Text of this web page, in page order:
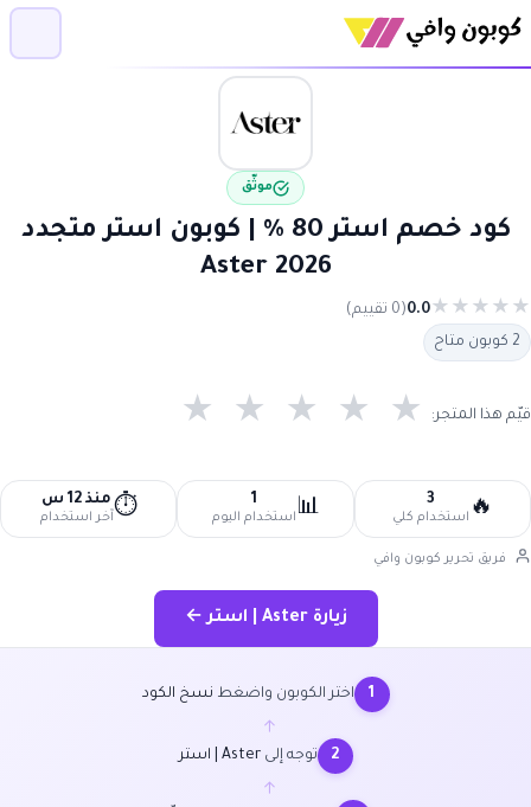
موثّق
كود خصم استر 80 % | كوبون استر متجدد
2026 Aster
★
★
★
★
★
0.0(0 تقييم)
2 كوبون متاح
قيّم هذا المتجر: ★ ★ ★ ★ ★
🔥
3
استخدام كلي 📊
1
استخدام اليوم ⏱️منذ 12 س
آخر استخدام
فريق تحرير كوبون وافي
زيارة Aster | استر ←
1 اختر الكوبون واضغط نسخ الكود
←
2 توجه إلىAster | استر
←